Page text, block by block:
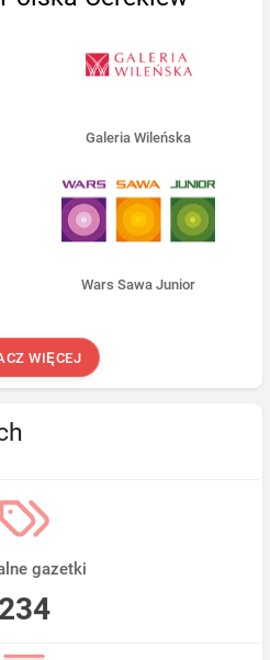
Galeria Wileńska
Wars Sawa Junior
WIĘCEJ
gazetki
234